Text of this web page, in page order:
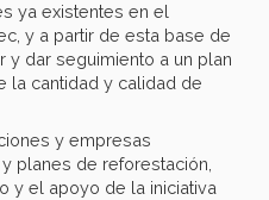
ya existentes en el
y a partir de esta base de
y dar seguimiento a un plan
la cantidad y calidad de
y empresas
planes de reforestación,
y el apoyo de la iniciativa